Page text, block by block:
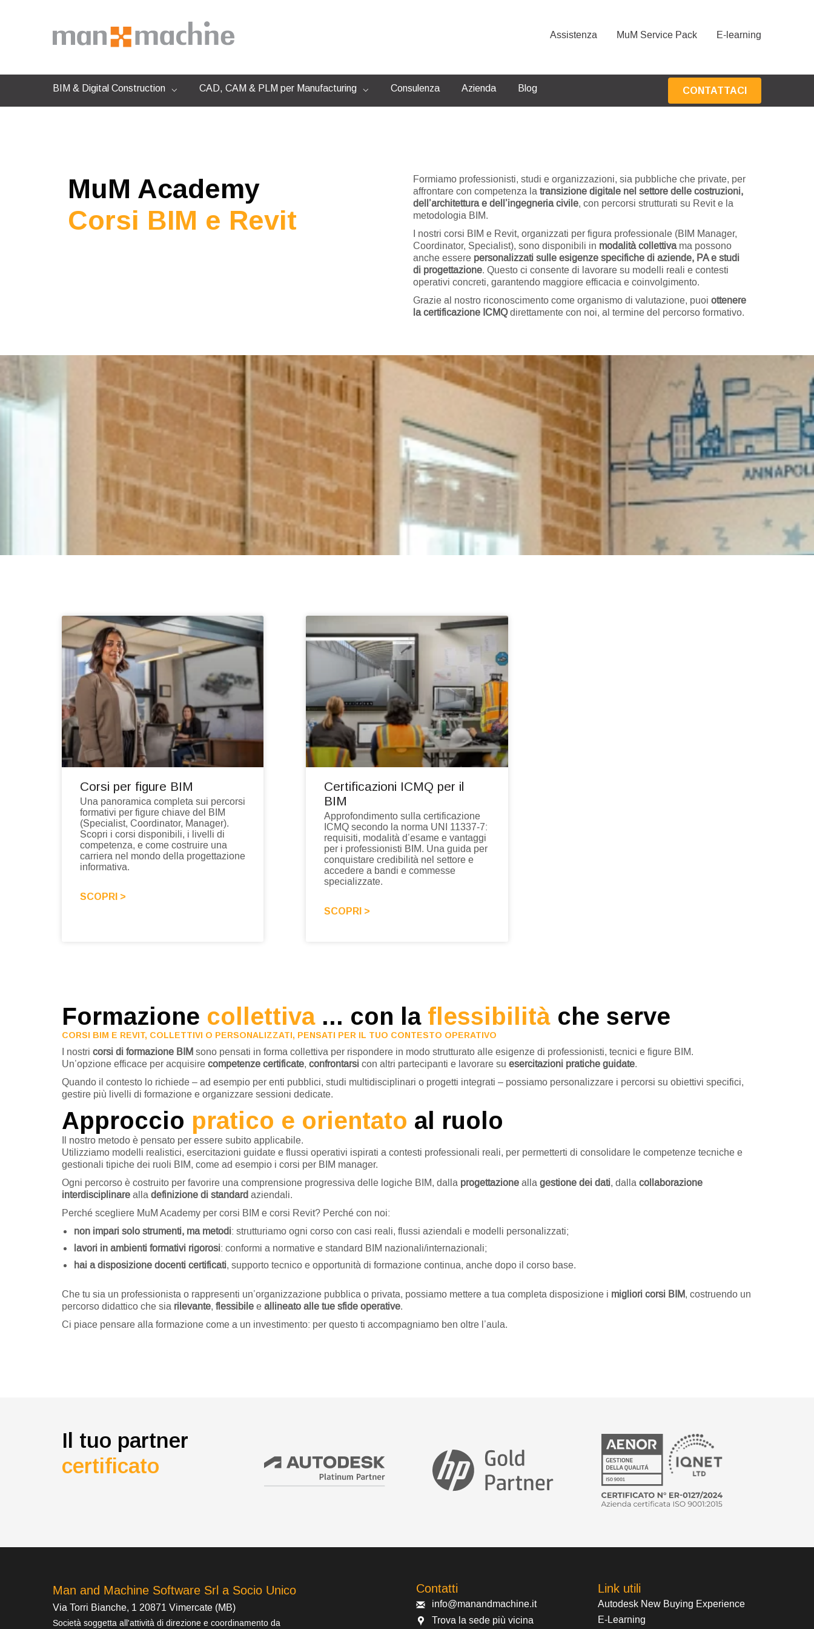
Assistenza MuM Service Pack E-learning
BIM & Digital Construction CAD, CAM & PLM per Manufacturing Consulenza Azienda Blog CONTATTACI
MuM Academy
Corsi BIM e Revit
Formiamo professionisti, studi e organizzazioni, sia pubbliche che private, per
affrontare con competenza latransizione digitale nel settore delle costruzioni,
dell’architettura e dell’ingegneria civile, con percorsi strutturati su Revit e la
metodologia BIM.
I nostri corsi BIM e Revit, organizzati per figura professionale (BIM Manager,
Coordinator, Specialist), sono disponibili in modalità collettivama possono
anche essere personalizzati sulle esigenze specifiche di aziende, PA e studi
di progettazione. Questo ci consente di lavorare su modelli reali e contesti
operativi concreti, garantendo maggiore efficacia e coinvolgimento.
Grazie al nostro riconoscimento come organismo di valutazione, puoi ottenere
la certificazione ICMQdirettamente con noi, al termine del percorso formativo.
Corsi per figure BIM
Una panoramica completa sui percorsi
formativi per figure chiave del BIM
(Specialist, Coordinator, Manager).
Scopri i corsi disponibili, i livelli di
competenza, e come costruire una
carriera nel mondo della progettazione
informativa.
SCOPRI >
Certificazioni ICMQ per il
BIM
Approfondimento sulla certificazione
ICMQ secondo la norma UNI 11337‑7:
requisiti, modalità d’esame e vantaggi
per i professionisti BIM. Una guida per
conquistare credibilità nel settore e
accedere a bandi e commesse
specializzate.
SCOPRI >
Formazione collettiva ... con la flessibilità che serve
CORSI BIM E REVIT, COLLETTIVI O PERSONALIZZATI, PENSATI PER IL TUO CONTESTO OPERATIVO
I nostri corsi di formazione BIMsono pensati in forma collettiva per rispondere in modo strutturato alle esigenze di professionisti, tecnici e figure BIM.
Un’opzione efficace per acquisirecompetenze certificate, confrontarsi con altri partecipanti e lavorare su esercitazioni pratiche guidate.
Quando il contesto lo richiede – ad esempio per enti pubblici, studi multidisciplinari o progetti integrati – possiamo personalizzare i percorsi su obiettivi specifici,
gestire più livelli di formazione e organizzare sessioni dedicate.
Approccio pratico e orientato al ruolo
Il nostro metodo è pensato per essere subito applicabile.
Utilizziamo modelli realistici, esercitazioni guidate e flussi operativi ispirati a contesti professionali reali, per permetterti di consolidare le competenze tecniche e
gestionali tipiche dei ruoli BIM, come ad esempio i corsi per BIM manager.
Ogni percorso è costruito per favorire una comprensione progressiva delle logiche BIM, dalla progettazioneallagestione dei dati, dallacollaborazione
interdisciplinarealladefinizione di standardaziendali.
Perché scegliere MuM Academy per corsi BIM e corsi Revit? Perché con noi:
non impari solo strumenti, ma metodi: strutturiamo ogni corso con casi reali, flussi aziendali e modelli personalizzati;
lavori in ambienti formativi rigorosi: conformi a normative e standard BIM nazionali/internazionali;
hai a disposizione docenti certificati, supporto tecnico e opportunità di formazione continua, anche dopo il corso base.
Che tu sia un professionista o rappresenti un’organizzazione pubblica o privata, possiamo mettere a tua completa disposizione i migliori corsi BIM, costruendo un
percorso didattico che sia rilevante, flessibileeallineatoalle tue sfide operative.
Ci piace pensare alla formazione come a un investimento: per questo ti accompagniamo ben oltre l’aula.
Il tuo partner
certificato
Man and Machine Software Srl a Socio Unico
Via Torri Bianche, 1 20871 Vimercate (MB)
Società soggetta all'attività di direzione e coordinamento da
Contatti
info@manandmachine.it
Trova la sede più vicina
Link utili
Autodesk New Buying Experience
E-Learning